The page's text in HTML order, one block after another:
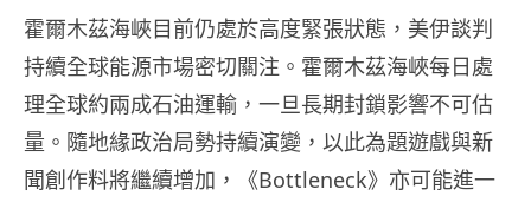
霍爾木茲海峽目前仍處於高度緊張狀態，美伊談判
持續全球能源市場密切關注。霍爾木茲海峽每日處
理全球約兩成石油運輸，一旦長期封鎖影響不可估
量。隨地緣政治局勢持續演變，以此為題遊戲與新
聞創作料將繼續增加，《Bottleneck》亦可能進一